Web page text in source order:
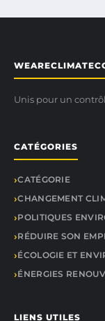
Unis pour un
CATÉGORIES
CATÉGORIE
CHANGEMENT
POLITIQUES
RÉDUIRE SON
ÉCOLOGIE ET
ÉNERGIES
LIENS UTILES